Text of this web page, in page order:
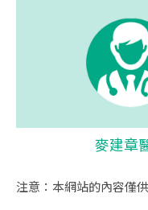
麥建章
注意：本網站的內容僅